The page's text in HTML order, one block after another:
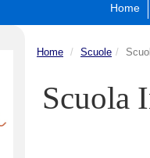
Home
Home Scuole
Scuola